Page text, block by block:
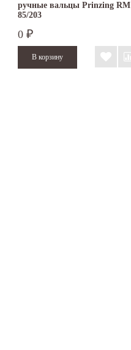
ручные вальцы Prinzing RM
85/203
0 ₽